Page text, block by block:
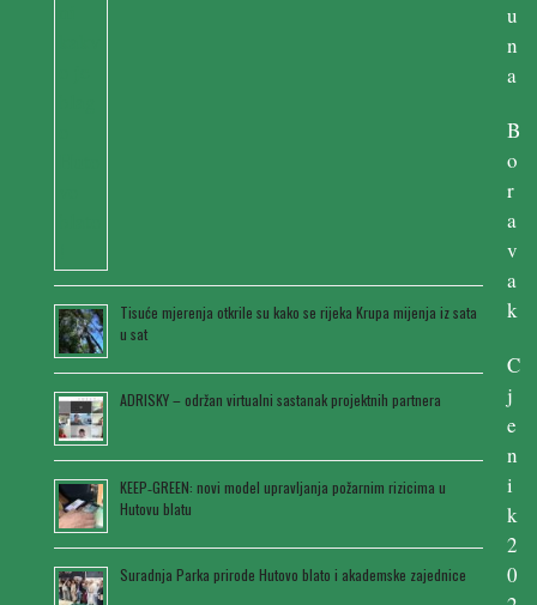
Tisuće mjerenja otkrile su kako se rijeka Krupa mijenja iz sata
u sat
ADRISKY – održan virtualni sastanak projektnih partnera
KEEP‑GREEN: novi model upravljanja požarnim rizicima u
Hutovu blatu
Suradnja Parka prirode Hutovo blato i akademske zajednice
u
n
a
B
o
r
a
v
a
k
C
j
e
n
i
k
2
0